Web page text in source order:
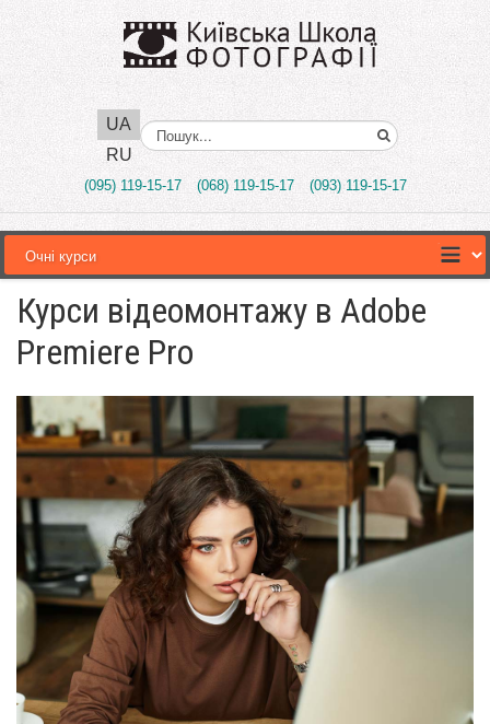
UA
RU
Поиск..
(095) 119-15-17 (068) 119-15-17 (093) 119-15-17
Курси відеомонтажу в Adobe
Premiere Pro